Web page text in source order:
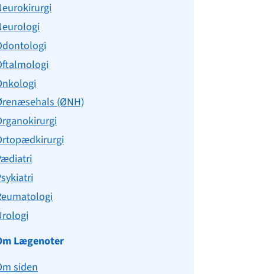
(ØNH)
Lægenoter
siden